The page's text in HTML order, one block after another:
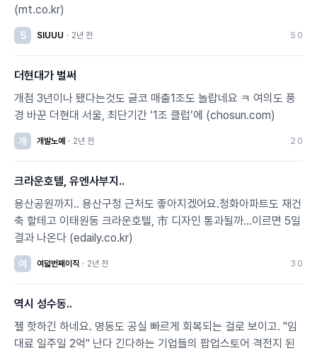
(mt.co.kr)
S SIUUU · 2년 전 5 0
더현대가 벌써
개점 3년이나 됐다는것도 글코 매출1조도 놀랍네요 ㅋ 여의도 풍
경 바꾼 더현대 서울, 최단기간 ‘1조 클럽’에 (chosun.com)
개 개발노예 · 2년 전 2 0
크라운호텔, 유엔사부지..
용산공원까지.. 용산구청 근처도 좋아지겠어요.청화아파트도 재건
축 할테고 이태원동 크라운호텔, 市 디자인 통과될까…이르면 5일
결과 나온다 (edaily.co.kr)
여 여덟번째이직 · 2년 전 3 0
역시 성수동..
젤 핫하긴 하네요. 명동도 공실 빠르게 회복되는 걸로 보이고. "임
대료 일주일 2억" 난다 긴다하는 기업들의 팝업스토어 격전지 된